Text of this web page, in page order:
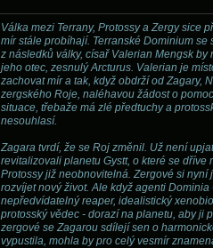
Válka mezi Terrany, Protossy a Zergy sice
mír stále probíhají. Terranské Dominium se
z následků války, císař Valerian Mengsk
jeho otec, zesnulý Arcturus. Valerian je
zachovat mír a tak, když obdrží od Zagary,
zergského Roje, naléhavou žádost o
situace, třebaže má zlé předtuchy a
nesouhlasí.
Zagara tvrdí, že se Roj změnil. Už není
revitalizovali planetu Gystt, o které se dříve
Protossy již neobnovitelná. Zergové si nyní
rozvíjet nový život. Ale když agenti Dominia
nepředvídatelný reaper, idealistický
protosský vědec - dorazí na planetu, aby ji
zergové se Zagarou sdílejí sen o
vypustila, mohla by pro celý vesmír